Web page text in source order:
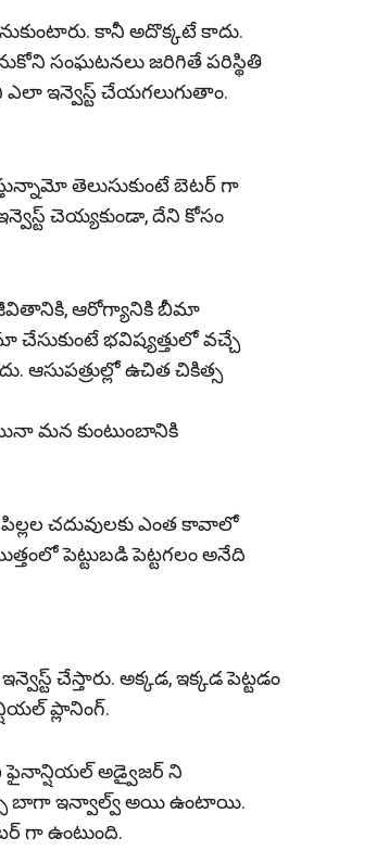
కానీ అదొక్క‌టే కాదు.
సంఘటనలు జరిగితే పరిస్థితి
ఇన్వెస్ట్ చేయగలుగుతాం.
తెలుసుకుంటే బెటర్ గా
చెయ్యకుండా, దేని కోసం
ఆరోగ్యానికి బీమా
చేసుకుంటే భ‌విష్య‌త్తులో వ‌చ్చే
ఆసుప‌త్రుల్లో ఉచిత చికిత్స
మ‌న కుంటుంబానికి
పిల్లల చదువులకు ఎంత కావాలో
పెట్టుబడి పెట్టగలం అనేది
చేస్తారు. అక్కడ, ఇక్కడ పెట్టడం
ప్లానింగ్.
ఫైనాన్షియల్ అడ్వైజర్ ని
బాగా ఇన్వాల్వ్ అయి ఉంటాయి.
గా ఉంటుంది.